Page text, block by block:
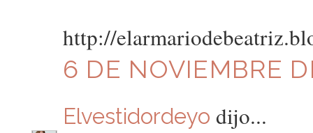
http://
6 DE NOVIEMBRE
Elvestidordeyo dijo...